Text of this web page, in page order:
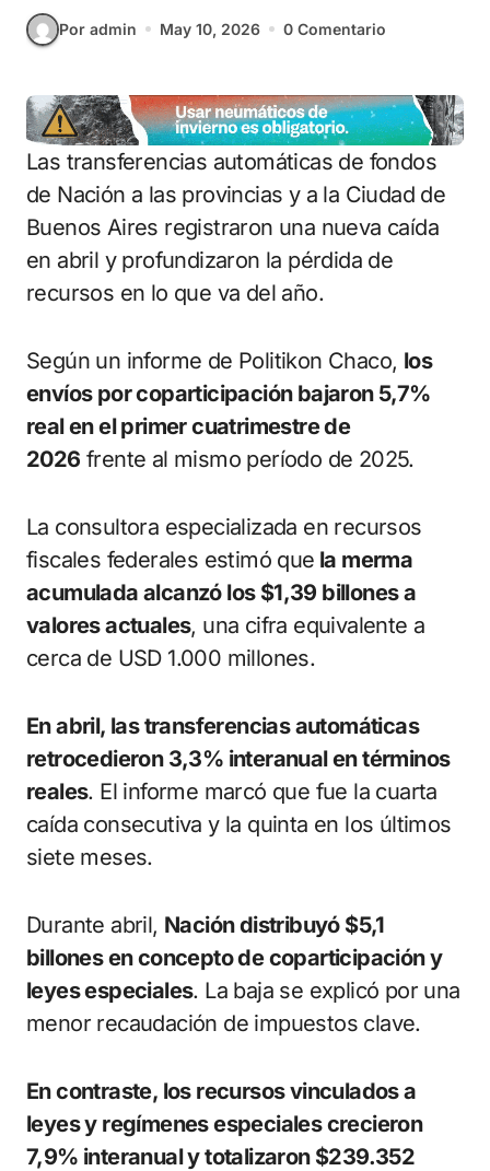
Por admin May 10, 2026 0 Comentario
Las transferencias automáticas de fondos
de Nación a las provincias y a la Ciudad de
Buenos Aires registraron una nueva caída
en abril y profundizaron la pérdida de
recursos en lo que va del año.
Según un informe de Politikon Chaco, los
envíos por coparticipación bajaron 5,7%
real en el primer cuatrimestre de
2026 frente al mismo período de 2025.
La consultora especializada en recursos
fiscales federales estimó que la merma
acumulada alcanzó los $1,39 billones a
valores actuales, una cifra equivalente a
cerca de USD 1.000 millones.
En abril, las transferencias automáticas
retrocedieron 3,3% interanual en términos
reales. El informe marcó que fue la cuarta
caída consecutiva y la quinta en los últimos
siete meses.
Durante abril, Nación distribuyó $5,1
billones en concepto de coparticipación y
leyes especiales. La baja se explicó por una
menor recaudación de impuestos clave.
En contraste, los recursos vinculados a
leyes y regímenes especiales crecieron
7,9% interanual y totalizaron $239.352